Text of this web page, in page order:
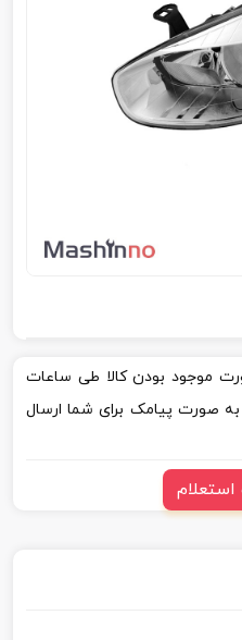
موجود بودن کالا طی ساعات
صورت پیامک برای شما ارسال